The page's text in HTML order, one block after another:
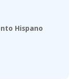
Hispano